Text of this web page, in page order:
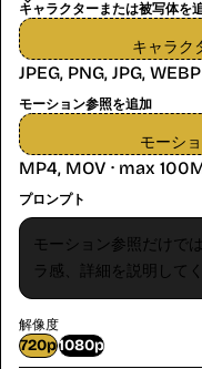
キャラクターまたは被写体を
キャラク
JPEG, PNG, JPG,
モーション参照を追加
モーシ
MP4, MOV · max
プロンプト
解像度
720p1080p